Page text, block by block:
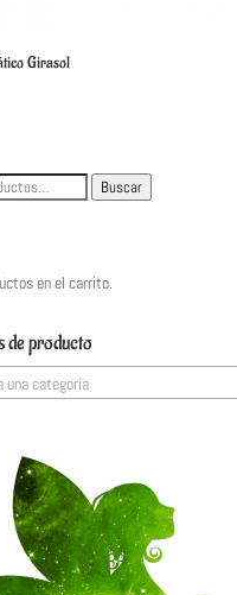
Girasol
Buscar
en el carrito.
de producto
una categoría